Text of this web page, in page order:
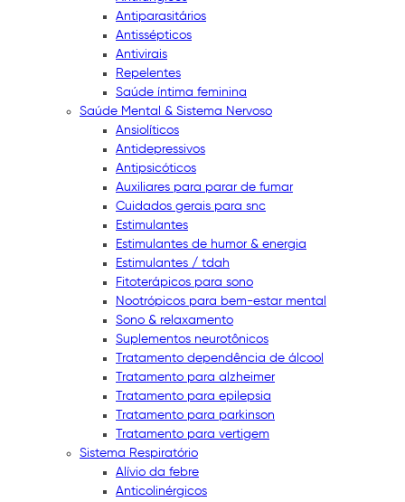
Antiparasitários
Antissépticos
Antivirais
Repelentes
Saúde íntima feminina
Saúde Mental & Sistema Nervoso
Ansiolíticos
Antidepressivos
Antipsicóticos
Auxiliares para parar de fumar
Cuidados gerais para snc
Estimulantes
Estimulantes de humor & energia
Estimulantes / tdah
Fitoterápicos para sono
Nootrópicos para bem-estar mental
Sono & relaxamento
Suplementos neurotônicos
Tratamento dependência de álcool
Tratamento para alzheimer
Tratamento para epilepsia
Tratamento para parkinson
Tratamento para vertigem
Sistema Respiratório
Alívio da febre
Anticolinérgicos